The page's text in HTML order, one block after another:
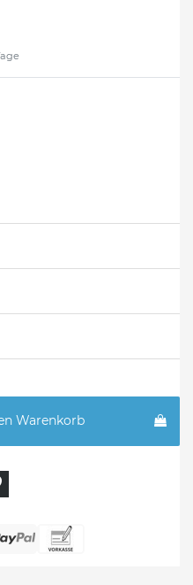
Warenkorb